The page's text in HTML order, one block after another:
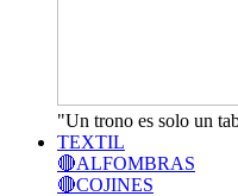
"Un trono es solo un
TEXTIL
🔴ALFOMBRAS
🔴COJINES